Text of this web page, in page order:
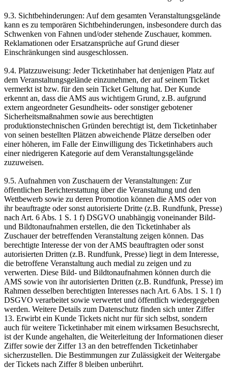
9.3. Sichtbehinderungen: Auf dem gesamten Veranstaltungsgelände
kann es zu temporären Sichtbehinderungen, insbesondere durch das
Schwenken von Fahnen und/oder stehende Zuschauer, kommen.
Reklamationen oder Ersatzansprüche auf Grund dieser
Einschränkungen sind ausgeschlossen.
9.4. Platzzuweisung: Jeder Ticketinhaber hat denjenigen Platz auf
dem Veranstaltungsgelände einzunehmen, der auf seinem Ticket
vermerkt ist bzw. für den sein Ticket Geltung hat. Der Kunde
erkennt an, dass die AMS aus wichtigem Grund, z.B. aufgrund
extern angeordneter Gesundheits- oder sonstiger gebotener
Sicherheitsmaßnahmen sowie aus berechtigten
produktionstechnischen Gründen berechtigt ist, dem Ticketinhaber
von seinen bestellten Plätzen abweichende Plätze derselben oder
einer höheren, im Falle der Einwilligung des Ticketinhabers auch
einer niedrigeren Kategorie auf dem Veranstaltungsgelände
zuzuweisen.
9.5. Aufnahmen von Zuschauern der Veranstaltungen: Zur
öffentlichen Berichterstattung über die Veranstaltung und den
Wettbewerb sowie zu deren Promotion können die AMS oder von
ihr beauftragte oder sonst autorisierte Dritte (z.B. Rundfunk, Presse)
nach Art. 6 Abs. 1 S. 1 f) DSGVO unabhängig voneinander Bild-
und Bildtonaufnahmen erstellen, die den Ticketinhaber als
Zuschauer der betreffenden Veranstaltung zeigen können. Das
berechtigte Interesse der von der AMS beauftragten oder sonst
autorisierten Dritten (z.B. Rundfunk, Presse) liegt in dem Interesse,
die betroffene Veranstaltung auch medial zu zeigen und zu
verwerten. Diese Bild- und Bildtonaufnahmen können durch die
AMS sowie von ihr autorisierten Dritten (z.B. Rundfunk, Presse) im
Rahmen desselben berechtigten Interesses nach Art. 6 Abs. 1 S. 1 f)
DSGVO verarbeitet sowie verwertet und öffentlich wiedergegeben
werden. Weitere Details zum Datenschutz finden sich unter Ziffer
13. Erwirbt ein Kunde Tickets nicht nur für sich selbst, sondern
auch für weitere Ticketinhaber mit einem wirksamen Besuchsrecht,
ist der Kunde angehalten, die Weiterleitung der Informationen dieser
Ziffer sowie der Ziffer 13 an den betreffenden Ticketinhaber
sicherzustellen. Die Bestimmungen zur Zulässigkeit der Weitergabe
der Tickets nach Ziffer 8 bleiben unberührt.